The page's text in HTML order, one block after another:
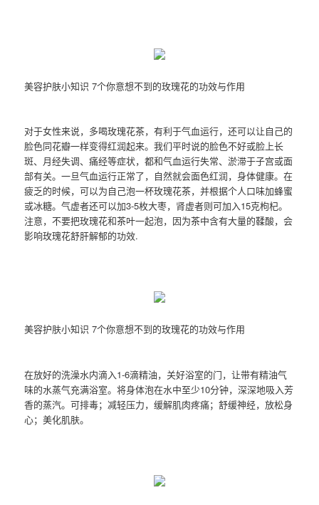
美容护肤小知识 7个你意想不到的玫瑰花的功效与作用
对于女性来说，多喝玫瑰花茶，有利于气血运行，还可以让自己的
脸色同花瓣一样变得红润起来。我们平时说的脸色不好或脸上长
斑、月经失调、痛经等症状，都和气血运行失常、淤滞于子宫或面
部有关。一旦气血运行正常了，自然就会面色红润，身体健康。在
疲乏的时候，可以为自己泡一杯玫瑰花茶，并根据个人口味加蜂蜜
或冰糖。气虚者还可以加3-5枚大枣，肾虚者则可加入15克枸杞。
注意，不要把玫瑰花和茶叶一起泡，因为茶中含有大量的鞣酸，会
影响玫瑰花舒肝解郁的功效.
美容护肤小知识 7个你意想不到的玫瑰花的功效与作用
在放好的洗澡水内滴入1-6滴精油，关好浴室的门，让带有精油气
味的水蒸气充满浴室。将身体泡在水中至少10分钟，深深地吸入芳
香的蒸汽。可排毒；减轻压力，缓解肌肉疼痛；舒缓神经，放松身
心；美化肌肤。